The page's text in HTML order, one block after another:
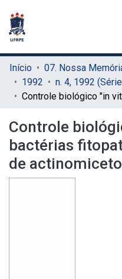
Início 07. Nossa
1992
n. 4, 1992
Controle
bactérias
de